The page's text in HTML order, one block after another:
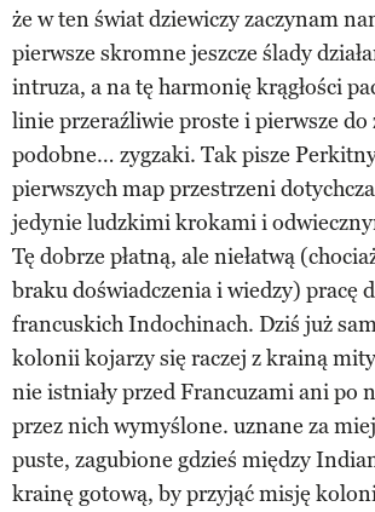
że w ten świat dziewiczy zaczynam
pierwsze skromne jeszcze ślady
intruza, a na tę harmonię krągłości
linie przeraźliwie proste i pierwsze do
podobne… zygzaki. Tak pisze
pierwszych map przestrzeni
jedynie ludzkimi krokami i
Tę dobrze płatną, ale niełatwą
braku doświadczenia i wiedzy) pracę
francuskich Indochinach. Dziś już
kolonii kojarzy się raczej z krainą
nie istniały przed Francuzami ani po
przez nich wymyślone. uznane za
puste, zagubione gdzieś między
krainę gotową, by przyjąć misję